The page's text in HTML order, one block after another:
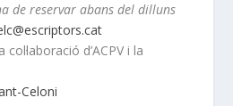
de reservar abans del dilluns
d’ACPV i la